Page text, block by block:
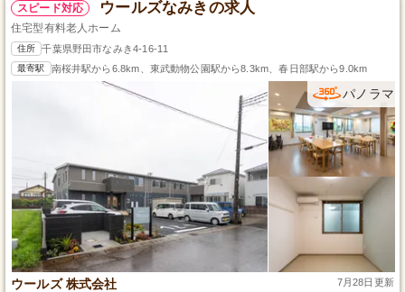
スピード対応 ウールズなみきの求人
住宅型有料老人ホーム
住所 千葉県野田市なみき4-16-11
最寄駅 南桜井駅から6.8km、東武動物公園駅から8.3km、春日部駅から9.0km
パノラマ
ウールズ 株式会社 7月28日更新